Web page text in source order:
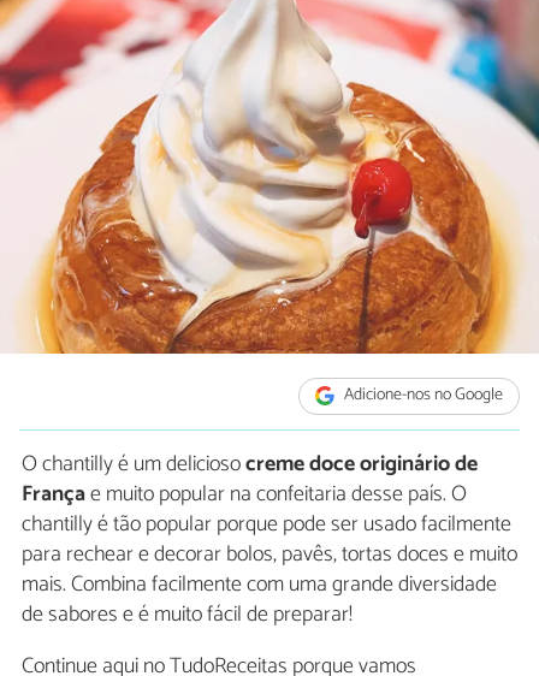
Adicione-nos no Google
O chantilly é um deliciosocreme doce originário de
Françae muito popular na confeitaria desse país. O
chantilly é tão popular porque pode ser usado facilmente
para rechear e decorar bolos, pavês, tortas doces e muito
mais. Combina facilmente com uma grande diversidade
de sabores e é muito fácil de preparar!
Continue aqui no TudoReceitas porque vamos